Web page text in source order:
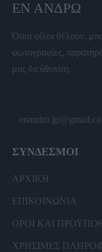
ΕΝ ΆΝΔΡΩ
Όσοι φίλοι θέλουν,
φωτογραφίες,
μας διεύθυνση.
ΣΥΝΔΕΣΜΟΙ
ΑΡΧΙΚΗ
ΕΠΙΚΟΙΝΩΝΙΑ
ΟΡΟΙ ΚΑΙ
ΧΡΗΣΙΜΕΣ